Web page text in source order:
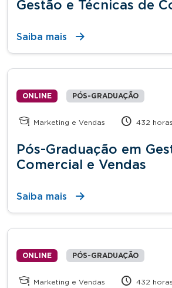
Gestão e Técnicas de
Saiba mais
ONLINE PÓS-GRADUAÇÃO
Marketing e Vendas 432
Pós-Graduação em
Comercial e Vendas
Saiba mais
ONLINE PÓS-GRADUAÇÃO
Marketing e Vendas 432